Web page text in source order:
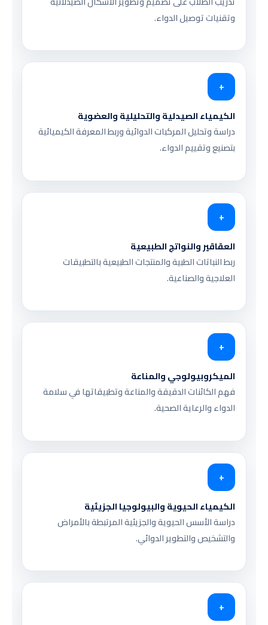
وتقنيات توصيل الدواء.
+
الكيمياء الصيدلية والتحليلية والعضوية
دراسة وتحليل المركبات الدوائية وربط المعرفة الكيميائية
بتصنيع وتقييم الدواء.
+
العقاقير والنواتج الطبيعية
ربط النباتات الطبية والمنتجات الطبيعية بالتطبيقات
العلاجية والصناعية.
+
الميكروبيولوجي والمناعة
فهم الكائنات الدقيقة والمناعة وتطبيقاتها في سلامة
الدواء والرعاية الصحية.
+
الكيمياء الحيوية والبيولوجيا الجزيئية
دراسة الأسس الحيوية والجزيئية المرتبطة بالأمراض
والتشخيص والتطوير الدوائي.
+